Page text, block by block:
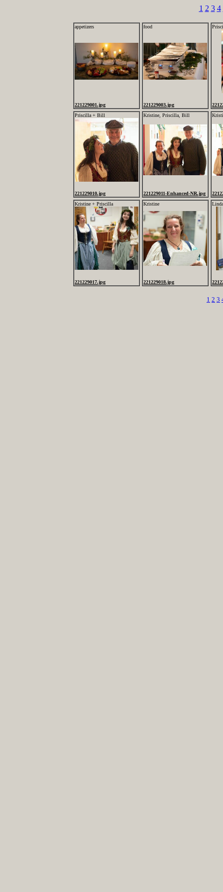
1 2 3 4
appetizers
221229001.jpg
food
221229003.jpg
Priscilla + Bill
221229010.jpg
Kristine, Priscilla, Bill
221229011-Enhanced-NR.jpg
Kristine + Priscilla
221229017.jpg
Kristine
221229018.jpg
Linda
1 2 3